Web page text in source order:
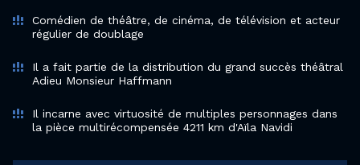
Comédien de théâtre, de cinéma, de télévision et acteur
régulier de doublage
Il a fait partie de la distribution du grand succès théâtral
Adieu Monsieur Haffmann
Il incarne avec virtuosité de multiples personnages dans
la pièce multirécompensée 4211 km d'Aïla Navidi